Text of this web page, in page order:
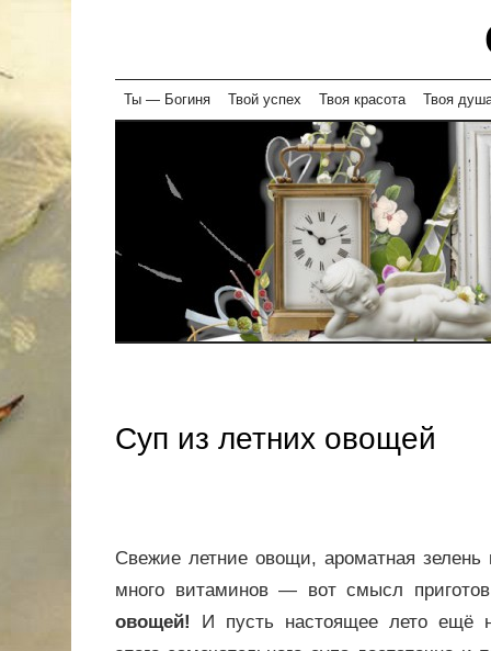
Skip
content
Ты — Богиня Твой успех Твоя красота Твоя
Суп из летних овощей
Свежие летние овощи, ароматная
много витаминов — вот смысл
овощей! И пусть настоящее лето ещё